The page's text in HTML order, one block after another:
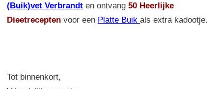
(Buik)vet Verbrandt en ontvang 50 Heerlijke
Dieetrecepten voor een Platte Buik als extra kadootje.
Tot binnenkort,